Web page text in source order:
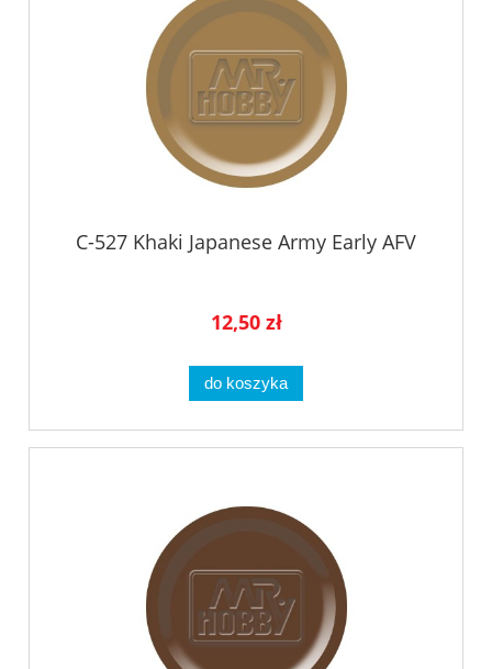
C-527 Khaki Japanese Army Early AFV
12,50 zł
do koszyka